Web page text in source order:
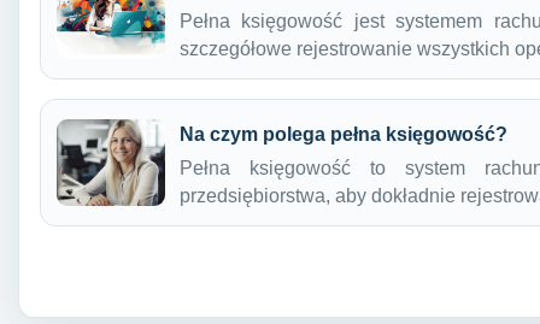
Pełna księgowość jest systemem
szczegółowe rejestrowanie wszystkich
Na czym polega pełna księgowość?
Pełna księgowość to system
przedsiębiorstwa, aby dokładnie